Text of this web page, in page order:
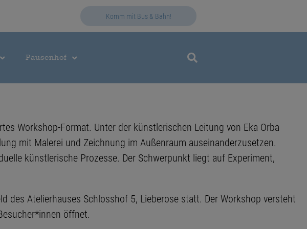
Komm mit Bus & Bahn!
Pausenhof
Workshop-Format. Unter der künstlerischen Leitung von Eka Orba
mit Malerei und Zeichnung im Außenraum auseinanderzusetzen.
künstlerische Prozesse. Der Schwerpunkt liegt auf Experiment,
des Atelierhauses Schlosshof 5, Lieberose statt. Der Workshop versteht
öffnet.